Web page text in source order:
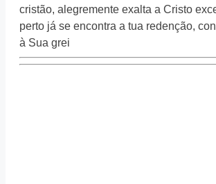
cristão, alegremente exalta a Cristo
perto já se encontra a tua redenção,
à Sua grei